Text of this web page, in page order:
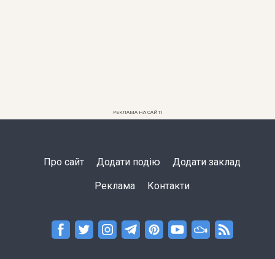
РЕКЛАМА НА САЙТІ
Про сайт Додати подію Додати заклад
Реклама Контакти